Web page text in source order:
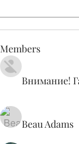
Members
Внимание!
Beau Adams